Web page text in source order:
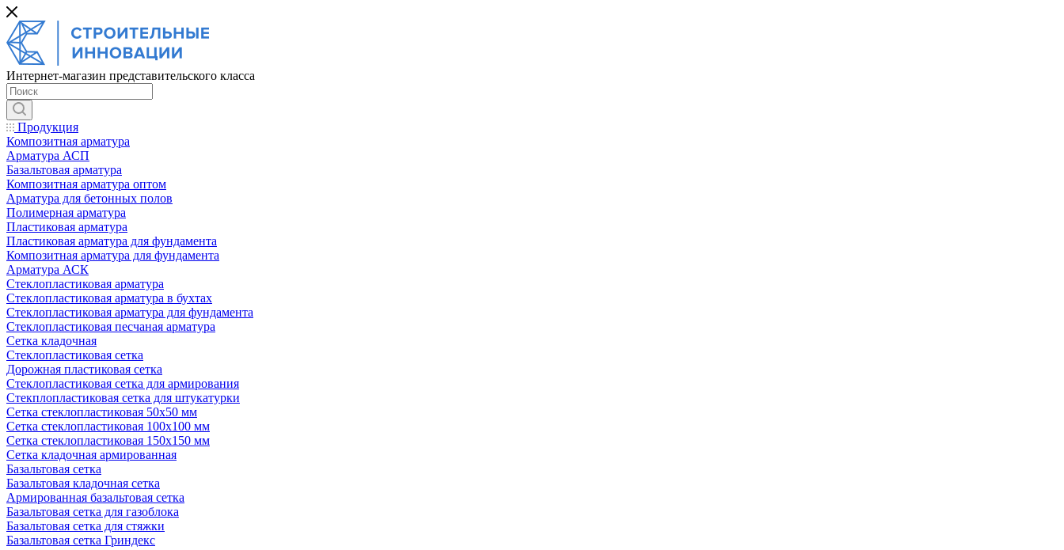
Интернет-магазин представительского класса
Продукция
Композитная арматура
Арматура АСП
Базальтовая арматура
Композитная арматура оптом
Арматура для бетонных полов
Полимерная арматура
Пластиковая арматура
Пластиковая арматура для фундамента
Композитная арматура для фундамента
Арматура АСК
Cтеклопластиковая арматура
Стеклопластиковая арматура в бухтах
Стеклопластиковая арматура для фундамента
Стеклопластиковая песчаная арматура
Сетка кладочная
Стеклопластиковая сетка
Дорожная пластиковая сетка
Стеклопластиковая сетка для армирования
Стекплопластиковая сетка для штукатурки
Сетка стеклопластиковая 50x50 мм
Сетка стеклопластиковая 100x100 мм
Сетка стеклопластиковая 150x150 мм
Сетка кладочная армированная
Базальтовая сетка
Базальтовая кладочная сетка
Армированная базальтовая сетка
Базальтовая сетка для газоблока
Базальтовая сетка для стяжки
Базальтовая сетка Гриндекс